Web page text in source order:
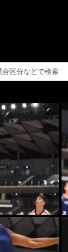
合区分などで検索